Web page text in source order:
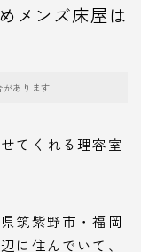
メンズ床屋は
あります
てくれる理容室
筑紫野市・福岡
に住んでいて、